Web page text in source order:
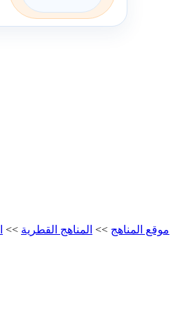
موقع المناهج >> المناهج القطرية >>